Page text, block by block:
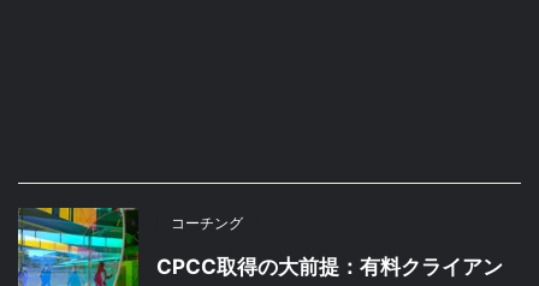
コーチング
CPCC取得の大前提：有料クライアン